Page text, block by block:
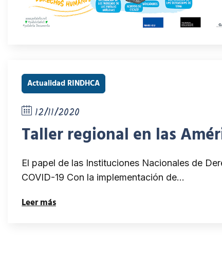
Actualidad RINDHCA
12/11/2020
Taller regional en las
El papel de las Instituciones Nacionales de
COVID-19 Con la implementación de…
Leer más